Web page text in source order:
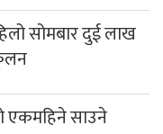
सोमबार दुई लाख
एकमहिने साउने